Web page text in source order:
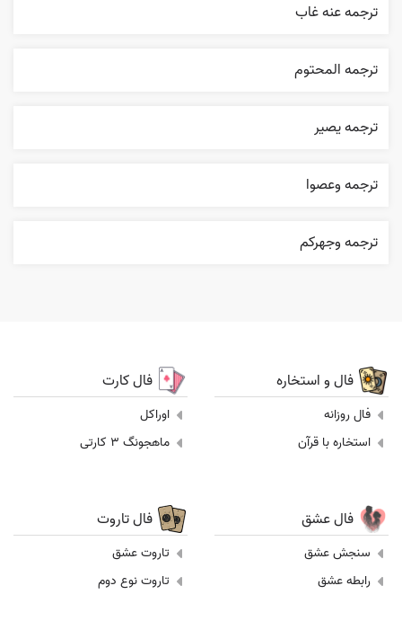
ترجمه عنه غاب
ترجمه المحتوم
ترجمه یصیر
ترجمه وعصوا
ترجمه وجهرکم
فال و استخاره
فال روزانه
استخاره با قرآن
فال کارت
اوراکل
ماهجونگ 3 کارتی
فال عشق
سنجش عشق
رابطه عشق
فال تاروت
تاروت عشق
تاروت نوع دوم